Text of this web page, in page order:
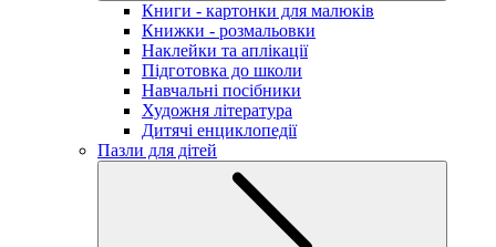
Книги - картонки для малюків
Книжки - розмальовки
Наклейки та аплікації
Підготовка до школи
Навчальні посібники
Художня література
Дитячі енциклопедії
Пазли для дітей